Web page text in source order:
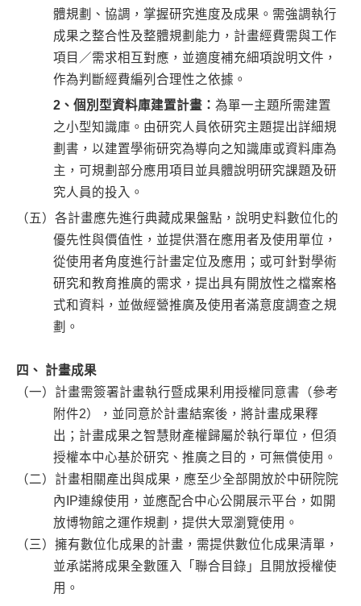
體規劃、協調，掌握研究進度及成果。需強調執行
成果之整合性及整體規劃能力，計畫經費需與工作
項目／需求相互對應，並適度補充細項說明文件，
作為判斷經費編列合理性之依據。
2、個別型資料庫建置計畫：為單一主題所需建置
之小型知識庫。由研究人員依研究主題提出詳細規
劃書，以建置學術研究為導向之知識庫或資料庫為
主，可規劃部分應用項目並具體說明研究課題及研
究人員的投入。
（五）各計畫應先進行典藏成果盤點，說明史料數位化的
優先性與價值性，並提供潛在應用者及使用單位，
從使用者角度進行計畫定位及應用；或可針對學術
研究和教育推廣的需求，提出具有開放性之檔案格
式和資料，並做經營推廣及使用者滿意度調查之規
劃。
四、 計畫成果
（一）計畫需簽署計畫執行暨成果利用授權同意書（參考
附件2），並同意於計畫結案後，將計畫成果釋
出；計畫成果之智慧財產權歸屬於執行單位，但須
授權本中心基於研究、推廣之目的，可無償使用。
（二）計畫相關產出與成果，應至少全部開放於中研院院
內IP連線使用，並應配合中心公開展示平台，如開
放博物館之運作規劃，提供大眾瀏覽使用。
（三）擁有數位化成果的計畫，需提供數位化成果清單，
並承諾將成果全數匯入「聯合目錄」且開放授權使
用。